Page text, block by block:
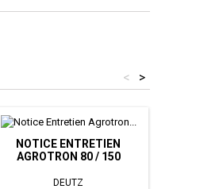
>
<
NOTICE ENTRETIEN
AGROTRON 80 / 150
DEUTZ